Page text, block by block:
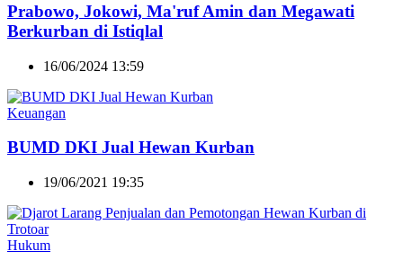
Prabowo, Jokowi, Ma'ruf Amin dan Megawati
Berkurban di Istiqlal
16/06/2024 13:59
Keuangan
BUMD DKI Jual Hewan Kurban
19/06/2021 19:35
Hukum